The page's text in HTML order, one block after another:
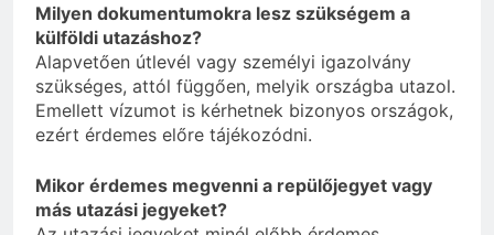
Milyen dokumentumokra lesz szükségem a
külföldi utazáshoz?
Alapvetően útlevél vagy személyi igazolvány
szükséges, attól függően, melyik országba utazol.
Emellett vízumot is kérhetnek bizonyos országok,
ezért érdemes előre tájékozódni.
Mikor érdemes megvenni a repülőjegyet vagy
más utazási jegyeket?